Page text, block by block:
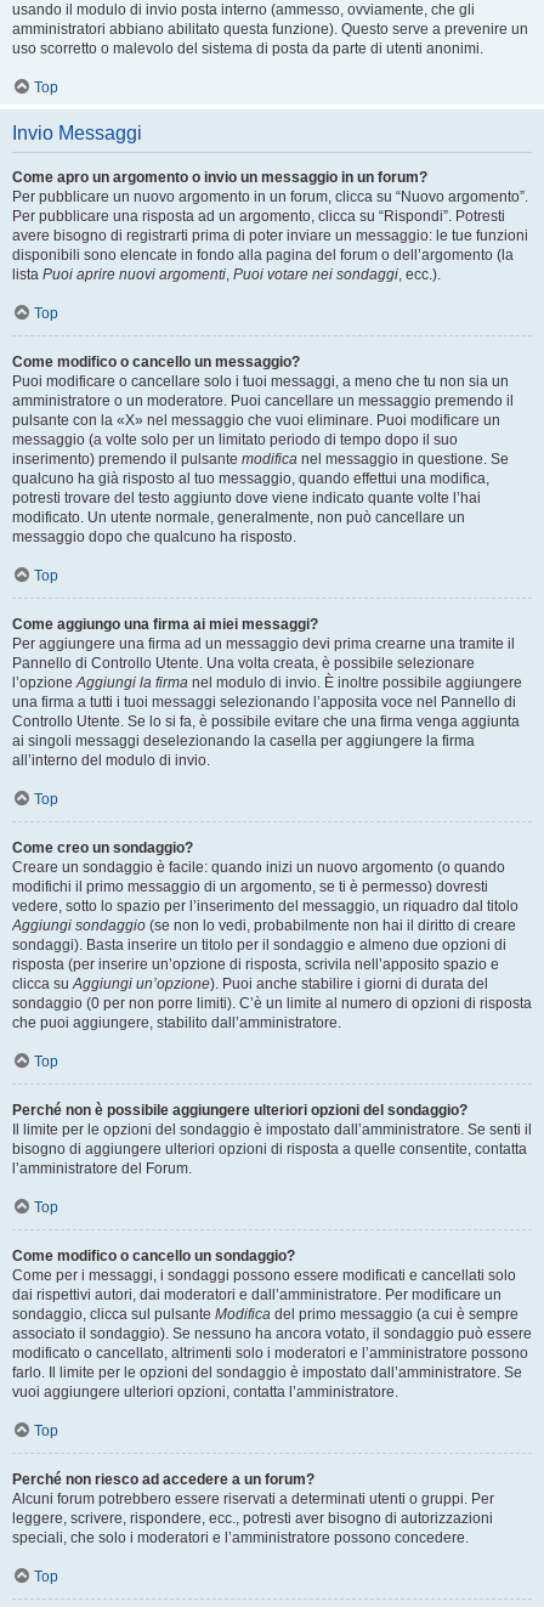
usando il modulo di invio posta interno (ammesso, ovviamente, che gli
amministratori abbiano abilitato questa funzione). Questo serve a prevenire un
uso scorretto o malevolo del sistema di posta da parte di utenti anonimi.
Top
Invio Messaggi
Come apro un argomento o invio un messaggio in un forum?
Per pubblicare un nuovo argomento in un forum, clicca su “Nuovo argomento”.
Per pubblicare una risposta ad un argomento, clicca su “Rispondi”. Potresti
avere bisogno di registrarti prima di poter inviare un messaggio: le tue funzioni
disponibili sono elencate in fondo alla pagina del forum o dell’argomento (la
lista Puoi aprire nuovi argomenti, Puoi votare nei sondaggi, ecc.).
Top
Come modifico o cancello un messaggio?
Puoi modificare o cancellare solo i tuoi messaggi, a meno che tu non sia un
amministratore o un moderatore. Puoi cancellare un messaggio premendo il
pulsante con la «X» nel messaggio che vuoi eliminare. Puoi modificare un
messaggio (a volte solo per un limitato periodo di tempo dopo il suo
inserimento) premendo il pulsante modifica nel messaggio in questione. Se
qualcuno ha già risposto al tuo messaggio, quando effettui una modifica,
potresti trovare del testo aggiunto dove viene indicato quante volte l’hai
modificato. Un utente normale, generalmente, non può cancellare un
messaggio dopo che qualcuno ha risposto.
Top
Come aggiungo una firma ai miei messaggi?
Per aggiungere una firma ad un messaggio devi prima crearne una tramite il
Pannello di Controllo Utente. Una volta creata, è possibile selezionare
l’opzioneAggiungi la firma nel modulo di invio. È inoltre possibile aggiungere
una firma a tutti i tuoi messaggi selezionando l’apposita voce nel Pannello di
Controllo Utente. Se lo si fa, è possibile evitare che una firma venga aggiunta
ai singoli messaggi deselezionando la casella per aggiungere la firma
all’interno del modulo di invio.
Top
Come creo un sondaggio?
Creare un sondaggio è facile: quando inizi un nuovo argomento (o quando
modifichi il primo messaggio di un argomento, se ti è permesso) dovresti
vedere, sotto lo spazio per l’inserimento del messaggio, un riquadro dal titolo
Aggiungi sondaggio (se non lo vedi, probabilmente non hai il diritto di creare
sondaggi). Basta inserire un titolo per il sondaggio e almeno due opzioni di
risposta (per inserire un’opzione di risposta, scrivila nell’apposito spazio e
clicca suAggiungi un’opzione). Puoi anche stabilire i giorni di durata del
sondaggio (0 per non porre limiti). C’è un limite al numero di opzioni di risposta
che puoi aggiungere, stabilito dall’amministratore.
Top
Perché non è possibile aggiungere ulteriori opzioni del sondaggio?
Il limite per le opzioni del sondaggio è impostato dall’amministratore. Se senti il
bisogno di aggiungere ulteriori opzioni di risposta a quelle consentite, contatta
l’amministratore del Forum.
Top
Come modifico o cancello un sondaggio?
Come per i messaggi, i sondaggi possono essere modificati e cancellati solo
dai rispettivi autori, dai moderatori e dall’amministratore. Per modificare un
sondaggio, clicca sul pulsante Modifica del primo messaggio (a cui è sempre
associato il sondaggio). Se nessuno ha ancora votato, il sondaggio può essere
modificato o cancellato, altrimenti solo i moderatori e l’amministratore possono
farlo. Il limite per le opzioni del sondaggio è impostato dall’amministratore. Se
vuoi aggiungere ulteriori opzioni, contatta l’amministratore.
Top
Perché non riesco ad accedere a un forum?
Alcuni forum potrebbero essere riservati a determinati utenti o gruppi. Per
leggere, scrivere, rispondere, ecc., potresti aver bisogno di autorizzazioni
speciali, che solo i moderatori e l’amministratore possono concedere.
Top